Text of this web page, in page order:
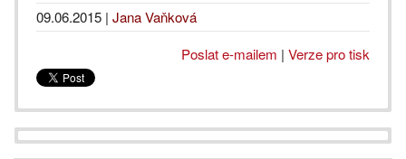
09.06.2015 | Jana Vaňková
Poslat e-mailem | Verze pro tisk